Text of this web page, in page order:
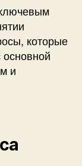
которые
и